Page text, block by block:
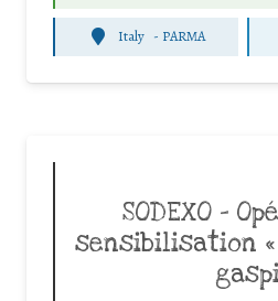
Italy - PARMA
SODEXO –
sensibilisation